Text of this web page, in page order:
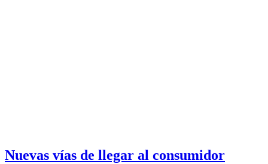
Nuevas vías de llegar al consumidor